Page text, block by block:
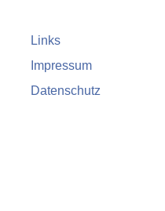
Links
Impressum
Datenschutz